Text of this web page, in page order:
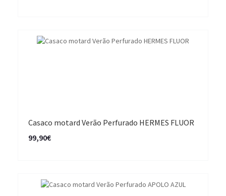
Casaco motard Verão Perfurado HERMES FLUOR
99,90€